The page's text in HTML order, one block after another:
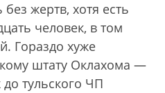
жертв, хотя есть
человек, в том
Гораздо хуже
штату Оклахома —
тульского ЧП